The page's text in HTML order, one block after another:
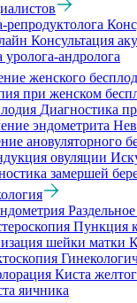
репродуктолога
Консультация
уролога-андролога
женского
при женском
Диагностика
эндометрита
ановуляторного
овуляции
замершей
Пункция
шейки матки
Киста
яичника